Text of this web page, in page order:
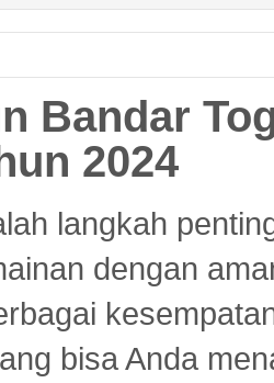
Bandar
2024
langkah
dengan
bisa Anda